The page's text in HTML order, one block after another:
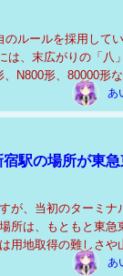
ルールを採用して
は、末広がりの「八
N800形、80000形な
あ
駅の場所が東
が、当初のターミナ
所は、もともと東急
用地取得の難しさや
あ